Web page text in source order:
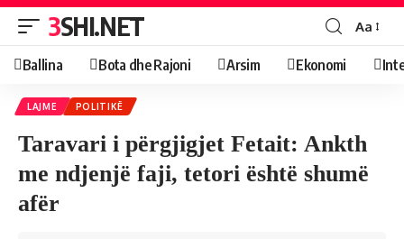
3SHI.NET Aa
Ballina Bota dhe Rajoni Arsim Ekonomi
LAJME POLITIKË
Taravari i përgjigjet Fetait: Ankth
me ndjenjë faji, tetori është shumë
afër